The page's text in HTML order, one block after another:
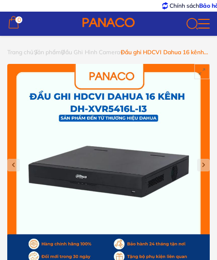
Chính sáchBảo hành
0
0
Trang chủ Sản phẩmĐầu Ghi Hình CameraĐầu ghi HDCVI Dahua 16 kênh